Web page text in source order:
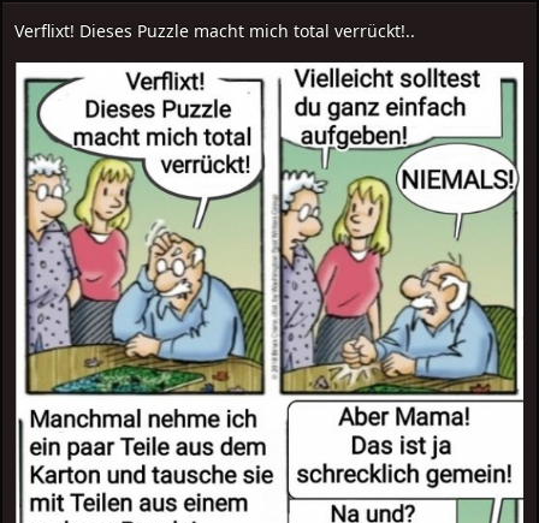
Verflixt! Dieses Puzzle macht mich total verrückt!..